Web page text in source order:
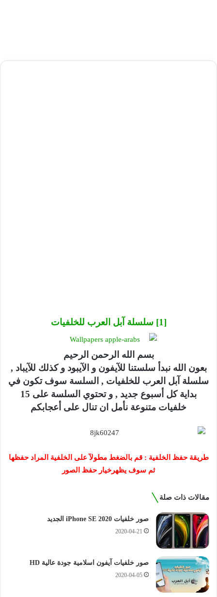
[1] سلسلة آبل العرب للخلفيات
بسم الله الرحمن الرحيم
بعون الله نبدأ سلستنا للآيفون و الآيبود و كذلك للآيباد ,
سلسلة آبل العرب للخلفيات , السلسة سوف تكون في
بداية كل أسبوع جديد , و تحتوي السلسة على 15
خلفيات متنوعة نأمل ان تنال على أعجابكم
طريقة حفظ الخلفية : قم بالضغط مطولآ على الخلفية المراد حفظها
ثم سوف يظهرخيار حفظ الصور
مقالات ذات صلة
صور خلفيات iPhone SE 2020 الجديد
2020-04-21
صور خلفيات آيفون اسلامية جودة عالية HD
2020-04-05